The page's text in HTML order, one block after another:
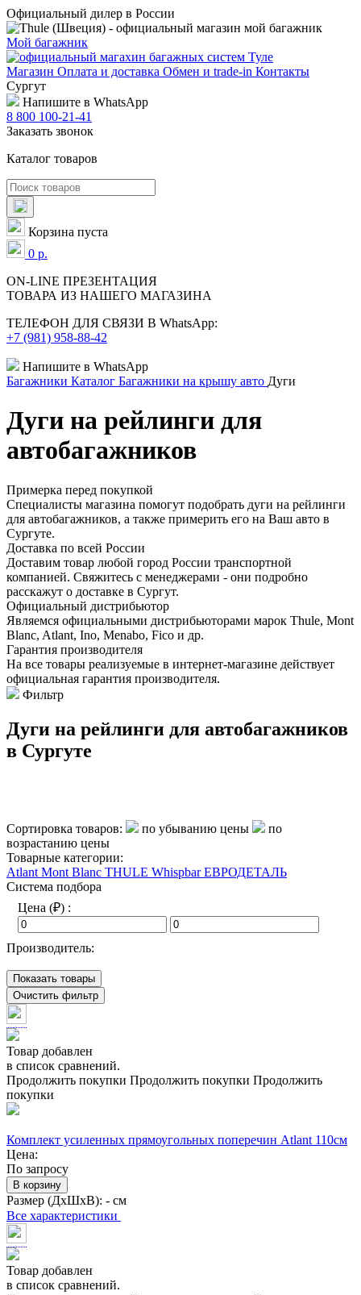
Официальный дилер в России
Мой багажник
Магазин Оплата и доставка Обмен и trade-in Контакты
Сургут
Напишите в WhatsApp
8 800 100-21-41
Заказать звонок
Каталог товаров
Корзина пуста
0 р.
ON-LINE ПРЕЗЕНТАЦИЯ
ТОВАРА ИЗ НАШЕГО МАГАЗИНА
ТЕЛЕФОН ДЛЯ СВЯЗИ В WhatsApp:
+7 (981) 958-88-42
Напишите в WhatsApp
Багажники Каталог Багажники на крышу авто Дуги
Дуги на рейлинги для
автобагажников
Примерка перед покупкой
Специалисты магазина помогут подобрать дуги на рейлинги
для автобагажников, а также примерить его на Ваш авто в
Сургуте.
Доставка по всей России
Доставим товар любой город России транспортной
компанией. Свяжитесь с менеджерами - они подробно
расскажут о доставке в Сургут.
Официальный дистрибьютор
Являемся официальными дистрибьюторами марок Thule, Mont
Blanc, Atlant, Ino, Menabo, Fico и др.
Гарантия производителя
На все товары реализуемые в интернет-магазине действует
официальная гарантия производителя.
Фильтр
Дуги на рейлинги для автобагажников
в Сургуте
Сортировка товаров: по убыванию цены
по
возрастанию цены
Товарные категории:
Atlant Mont Blanc THULE WhispbarЕВРОДЕТАЛЬ
Система подбора
Цена (₽) :
Производитель:
Показать товары
Очистить фильтр
Товар добавлен
в список сравнений.
Продолжить покупки Продолжить покупки Продолжить
покупки
Комплект усиленных прямоугольных поперечин Atlant 110см
Цена:
По запросу
В корзину
Размер (ДхШхВ): - см
Все характеристики
Товар добавлен
в список сравнений.